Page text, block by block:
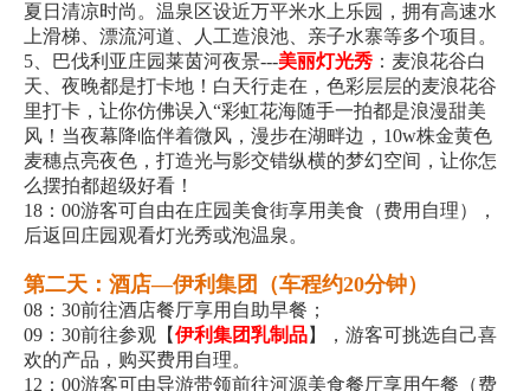
夏日清凉时尚。温泉区设近万平米水上乐园，拥有高速水
上滑梯、漂流河道、人工造浪池、亲子水寨等多个项目。
5、巴伐利亚庄园莱茵河夜景---美丽灯光秀 ：麦浪花谷白
天、夜晚都是打卡地！白天行走在，色彩层层的麦浪花谷
里打卡，让你仿佛误入“彩虹花海随手一拍都是浪漫甜美
风！当夜幕降临伴着微风，漫步在湖畔边，10w株金黄色
麦穗点亮夜色，打造光与影交错纵横的梦幻空间，让你怎
么摆拍都超级好看！
18：00游客可自由在庄园美食街享用美食（费用自理），
后返回庄园观看灯光秀或泡温泉。
第二天：酒店—伊利集团（车程约20分钟）
08：30前往酒店餐厅享用自助早餐；
09：30前往参观【伊利集团乳制品】，游客可挑选自己喜
欢的产品，购买费用自理。
12：00游客可由导游带领前往河源美食餐厅享用午餐（费